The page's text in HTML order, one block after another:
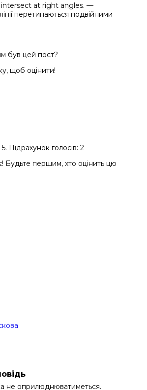
intersect at right angles. —
перетинаються подвійними
був цей пост?
щоб оцінити!
Підрахунок голосів: 2
Будьте першим, хто оцінить цю
не оприлюднюватиметься.